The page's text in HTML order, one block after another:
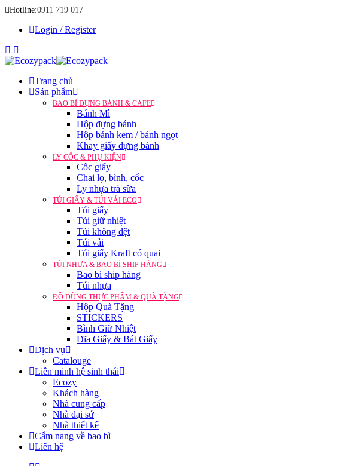
Hotline:0911 719 017
Login / Register
Trang chủ
Sản phẩm
BAO BÌ ĐỰNG BÁNH & CAFE
Bánh Mì
Hộp đựng bánh
Hộp bánh kem / bánh ngọt
Khay giấy đựng bánh
LY CỐC & PHỤ KIỆN
Cốc giấy
Chai lọ, bình, cốc
Ly nhựa trà sữa
TÚI GIẤY & TÚI VẢI ECO
Túi giấy
Túi giữ nhiệt
Túi không dệt
Túi vải
Túi giấy Kraft có quai
TÚI NHỰA & BAO BÌ SHIP HÀNG
Bao bì ship hàng
Túi nhựa
ĐỒ DÙNG THỰC PHẨM & QUÀ TẶNG
Hộp Quà Tặng
STICKERS
Bình Giữ Nhiệt
Đĩa Giấy & Bát Giấy
Dịch vụ
Catalouge
Liên minh hệ sinh thái
Ecozy
Khách hàng
Nhà cung cấp
Nhà đại sứ
Nhà thiết kế
Cẩm nang về bao bì
Liên hệ